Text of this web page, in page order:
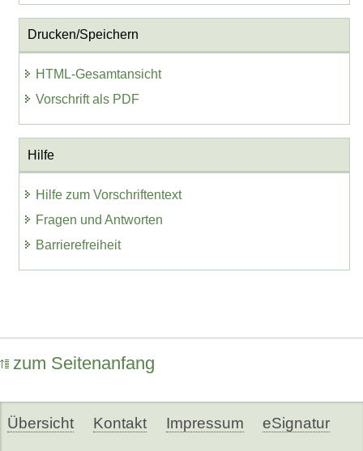
Drucken/Speichern
HTML-Gesamtansicht
Vorschrift als PDF
Hilfe
Hilfe zum Vorschriftentext
Fragen und Antworten
Barrierefreiheit
zum Seitenanfang
Übersicht Kontakt Impressum eSignatur